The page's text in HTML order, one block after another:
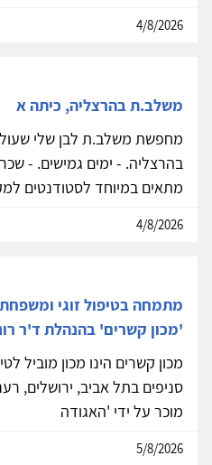
4/8/2026
משלב.ת בהרצליה, כיתה א
מחפשת משלב.ת לבן שלי
בהרצליה. - ימים גמישים. -
מתאים במיוחד לסטודנטים
4/8/2026
מתמחה בטיפול זוגי
'מכון קשרים' בהנהלת ד'ר
מכון קשרים הינו מכון מוביל
סניפים בתל אביב, ירושלים,
מוכר על ידי 'האגודה
5/8/2026